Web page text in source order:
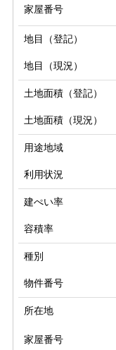
家屋番号
地目（登記）
地目（現況）
土地面積（登記）
土地面積（現況）
用途地域
利用状況
建ぺい率
容積率
種別
物件番号
所在地
家屋番号